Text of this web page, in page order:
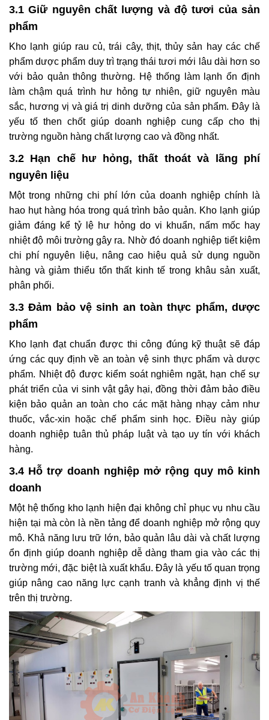
3.1 Giữ nguyên chất lượng và độ tươi của sản
phẩm
Kho lạnh giúp rau củ, trái cây, thịt, thủy sản hay các chế
phẩm dược phẩm duy trì trạng thái tươi mới lâu dài hơn so
với bảo quản thông thường. Hệ thống làm lạnh ổn định
làm chậm quá trình hư hỏng tự nhiên, giữ nguyên màu
sắc, hương vị và giá trị dinh dưỡng của sản phẩm. Đây là
yếu tố then chốt giúp doanh nghiệp cung cấp cho thị
trường nguồn hàng chất lượng cao và đồng nhất.
3.2 Hạn chế hư hỏng, thất thoát và lãng phí
nguyên liệu
Một trong những chi phí lớn của doanh nghiệp chính là
hao hụt hàng hóa trong quá trình bảo quản. Kho lạnh giúp
giảm đáng kể tỷ lệ hư hỏng do vi khuẩn, nấm mốc hay
nhiệt độ môi trường gây ra. Nhờ đó doanh nghiệp tiết kiệm
chi phí nguyên liệu, nâng cao hiệu quả sử dụng nguồn
hàng và giảm thiểu tổn thất kinh tế trong khâu sản xuất,
phân phối.
3.3 Đảm bảo vệ sinh an toàn thực phẩm, dược
phẩm
Kho lạnh đạt chuẩn được thi công đúng kỹ thuật sẽ đáp
ứng các quy định về an toàn vệ sinh thực phẩm và dược
phẩm. Nhiệt độ được kiểm soát nghiêm ngặt, hạn chế sự
phát triển của vi sinh vật gây hại, đồng thời đảm bảo điều
kiện bảo quản an toàn cho các mặt hàng nhạy cảm như
thuốc, vắc-xin hoặc chế phẩm sinh học. Điều này giúp
doanh nghiệp tuân thủ pháp luật và tạo uy tín với khách
hàng.
3.4 Hỗ trợ doanh nghiệp mở rộng quy mô kinh
doanh
Một hệ thống kho lạnh hiện đại không chỉ phục vụ nhu cầu
hiện tại mà còn là nền tảng để doanh nghiệp mở rộng quy
mô. Khả năng lưu trữ lớn, bảo quản lâu dài và chất lượng
ổn định giúp doanh nghiệp dễ dàng tham gia vào các thị
trường mới, đặc biệt là xuất khẩu. Đây là yếu tố quan trọng
giúp nâng cao năng lực cạnh tranh và khẳng định vị thế
trên thị trường.